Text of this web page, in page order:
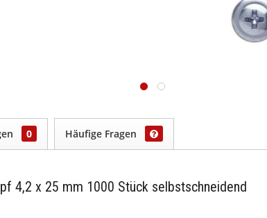
0 Häufige Fragen
4,2 x 25 mm 1000 Stück selbstschneidend